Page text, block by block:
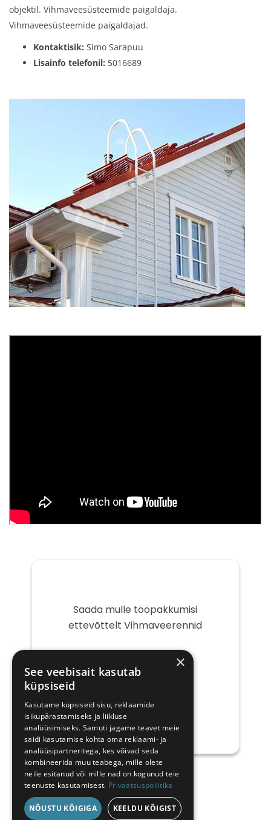
objektil. Vihmaveesüsteemide paigaldaja.
Vihmaveesüsteemide paigaldajad.
Kontaktisik: Simo Sarapuu
Lisainfo telefonil: 5016689
Saada mulle tööpakkumisi
ettevõttelt Vihmaveerennid
post
×
See veebisait kasutab
küpsiseid
Kasutame küpsiseid sisu, reklaamide
isikupärastamiseks ja liikluse
analüüsimiseks. Samuti jagame teavet meie
saidi kasutamise kohta oma reklaami- ja
analüüsipartneritega, kes võivad seda
kombineerida muu teabega, mille olete
neile esitanud või mille nad on kogunud teie
teenuste kasutamisest. Privaatsuspoliitika
NÕUSTU KÕIGIGA KEELDU KÕIGIST